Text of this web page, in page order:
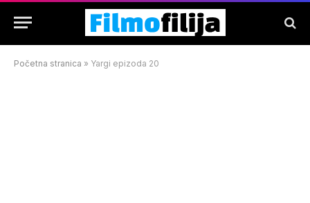
Početna stranica » Yargi epizoda 20